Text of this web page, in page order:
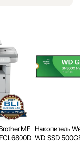
MF
Накопитель
WD SSD